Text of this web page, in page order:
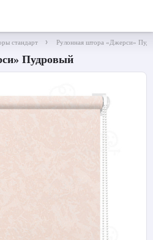
стандарт Рулонная штора «Джерси»
Пудровый